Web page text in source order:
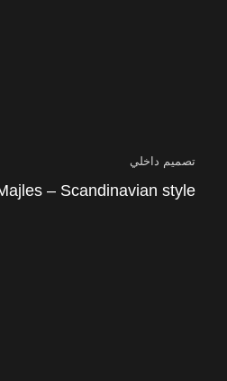
تصميم داخلي
– Scandinavian style